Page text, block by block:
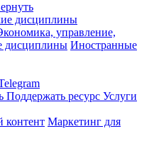
дисциплины
управление,
дисциплины Иностранные
Поддержать ресурс Услуги
контент Маркетинг для